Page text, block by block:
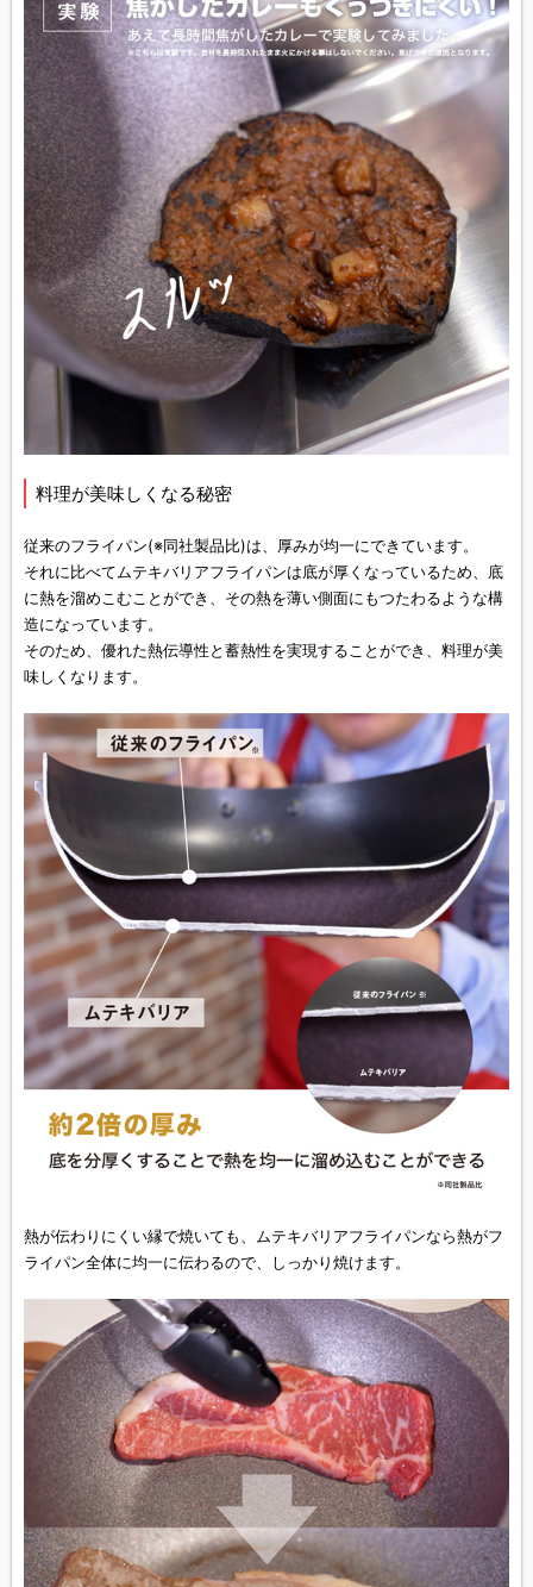
料理が美味しくなる秘密
従来のフライパン(※同社製品比)は、厚みが均一にできています。
それに比べてムテキバリアフライパンは底が厚くなっているため、底
に熱を溜めこむことができ、その熱を薄い側面にもつたわるような構
造になっています。
そのため、優れた熱伝導性と蓄熱性を実現することができ、料理が美
味しくなります。
熱が伝わりにくい縁で焼いても、ムテキバリアフライパンなら熱がフ
ライパン全体に均一に伝わるので、しっかり焼けます。